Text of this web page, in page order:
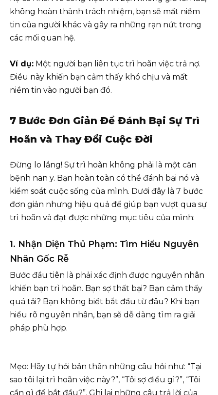
không hoàn thành trách nhiệm, bạn sẽ mất niềm
tin của người khác và gây ra những rạn nứt trong
các mối quan hệ.
Ví dụ: Một người bạn liên tục trì hoãn việc trả nợ.
Điều này khiến bạn cảm thấy khó chịu và mất
niềm tin vào người bạn đó.
7 Bước Đơn Giản Để Đánh Bại Sự Trì
Hoãn và Thay Đổi Cuộc Đời
Đừng lo lắng! Sự trì hoãn không phải là một căn
bệnh nan y. Bạn hoàn toàn có thể đánh bại nó và
kiểm soát cuộc sống của mình. Dưới đây là 7 bước
đơn giản nhưng hiệu quả để giúp bạn vượt qua sự
trì hoãn và đạt được những mục tiêu của mình:
1. Nhận Diện Thủ Phạm: Tìm Hiểu Nguyên
Nhân Gốc Rễ
Bước đầu tiên là phải xác định được nguyên nhân
khiến bạn trì hoãn. Bạn sợ thất bại? Bạn cảm thấy
quá tải? Bạn không biết bắt đầu từ đâu? Khi bạn
hiểu rõ nguyên nhân, bạn sẽ dễ dàng tìm ra giải
pháp phù hợp.
Mẹo: Hãy tự hỏi bản thân những câu hỏi như: “Tại
sao tôi lại trì hoãn việc này?”, “Tôi sợ điều gì?”, “Tôi
cần gì để bắt đầu?”. Ghi lại những câu trả lời của